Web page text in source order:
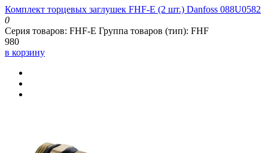
Комплект торцевых заглушек FHF-E (2 шт.) Danfoss 088U0582
0
Серия товаров: FHF-E Группа товаров (тип): FHF
980
в корзину